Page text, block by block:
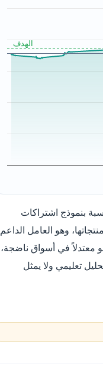
الهدف
بنموذج اشتراكات
وهو العامل الداعم
معتدلاً في أسواق ناضجة،
تعليمي ولا يمثل